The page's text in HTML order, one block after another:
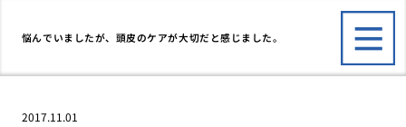
悩んでいましたが、頭皮のケアが大切だと感じました。
2017.11.01